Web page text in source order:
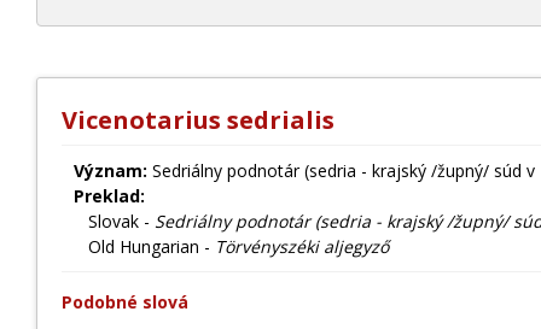
Vicenotarius sedrialis
Význam: Sedriálny podnotár (sedria - krajský /župný/ súd v
Preklad:
Slovak - Sedriálny podnotár (sedria - krajský /župný/
Old Hungarian - Törvényszéki aljegyző
Podobné slová